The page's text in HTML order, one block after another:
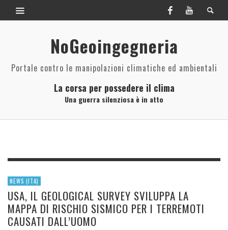
NoGeoingegneria
Portale contro le manipolazioni climatiche ed ambientali
La corsa per possedere il clima
Una guerra silenziosa è in atto
NEWS (ITA)
USA, IL GEOLOGICAL SURVEY SVILUPPA LA
MAPPA DI RISCHIO SISMICO PER I TERREMOTI
CAUSATI DALL’UOMO